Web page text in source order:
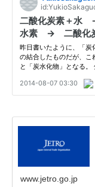
www.jetro.go.jp